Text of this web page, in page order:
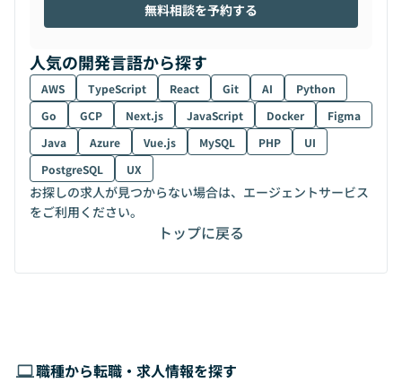
無料相談を予約する
人気の開発言語から探す
AWS TypeScript React Git AI
Python
Go
GCP Next.js JavaScript Docker
Figma
Java
Azure Vue.js MySQL PHP
UI
PostgreSQL
UX
お探しの求人が見つからない場合は、エージェントサービス
をご利用ください。
トップに戻る
職種から転職・求人情報を探す